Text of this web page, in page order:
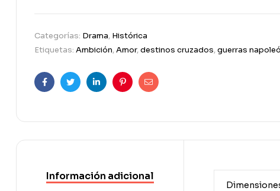
Categorías: Drama, Histórica
Etiquetas: Ambición,Amor,destinos cruzados,guerras
FacebookTwitterLinkedinPinterestCorreo
Información adicional